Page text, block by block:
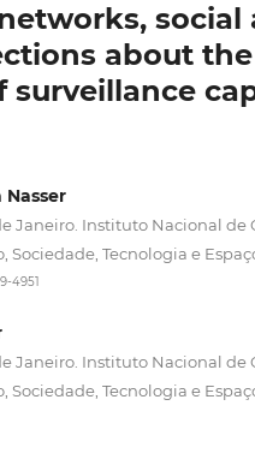
about
surveillance
Nasser
Janeiro. Instituto Nacional de
Sociedade, Tecnologia e
4951
Janeiro. Instituto Nacional de
Sociedade, Tecnologia e